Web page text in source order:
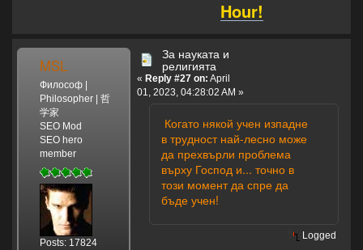
Hour!
MSL
Философ |
Philosopher | 哲
学家
SEO Mod
SEO hero
member
Posts: 17824
За науката и
религията
« Reply #27 on: April
01, 2023, 04:28:02 AM »
Когато някой учен изпадне
в трудност най-лесно може
да прехвърли проблема
върху Господ и... точно в
този момент да спре да
бъде учен!
Logged